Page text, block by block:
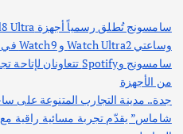
وساعتي Watch Ultra2 و Watch9 في السعودية
من الأجهزة
جدة.. مدينة التجارب المتنوعة على
شاماس” يقدّم تجربة مسائية راقية